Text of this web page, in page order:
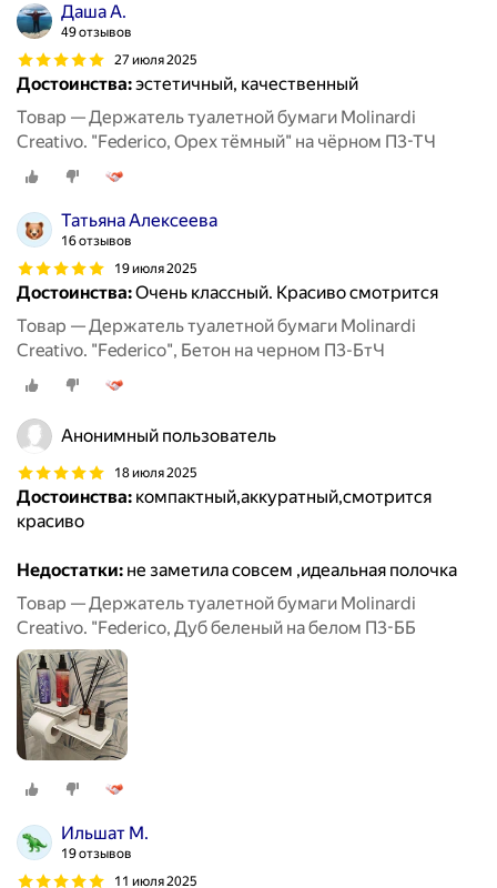
Даша А.
49 отзывов
27 июля 2025
Достоинства:эстетичный, качественный
Товар — Держатель туалетной бумаги Molinardi
Creativo. "Federico, Орех тёмный" на чёрном П3-ТЧ
Татьяна Алексеева
16 отзывов
19 июля 2025
Достоинства:Очень классный. Красиво смотрится
Товар — Держатель туалетной бумаги Molinardi
Creativo. "Federico", Бетон на черном П3-БтЧ
Анонимный пользователь
18 июля 2025
Достоинства: компактный,аккуратный,смотрится
красиво
Недостатки: не заметила совсем ,идеальная полочка
Товар — Держатель туалетной бумаги Molinardi
Creativo. "Federico, Дуб беленый на белом П3-ББ
Ильшат М.
19 отзывов
11 июля 2025